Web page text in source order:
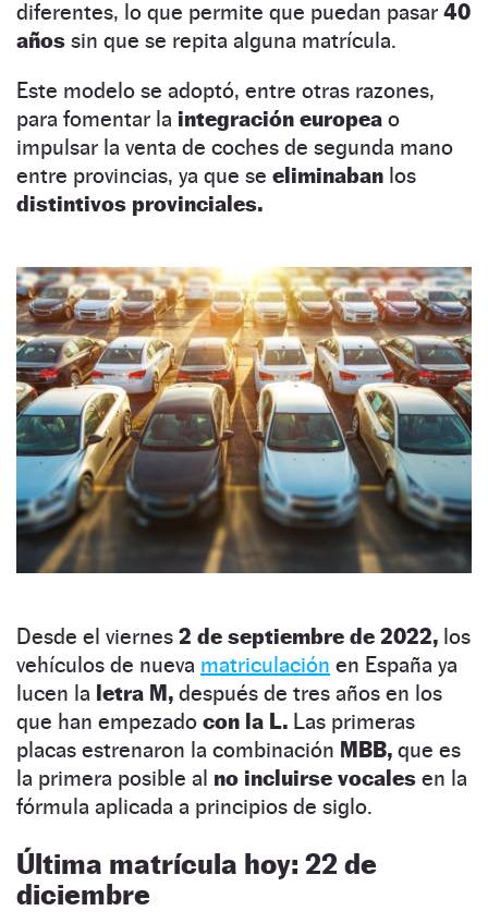
diferentes, lo que permite que puedan pasar 40
años sin que se repita alguna matrícula.
Este modelo se adoptó, entre otras razones,
para fomentar la integración europea o
impulsar la venta de coches de segunda mano
entre provincias, ya que se eliminaban los
distintivos provinciales.
Desde el viernes 2 de septiembre de 2022, los
vehículos de nueva matriculación en España ya
lucen la letra M, después de tres años en los
que han empezado con la L. Las primeras
placas estrenaron la combinación MBB, que es
la primera posible al no incluirse vocales en la
fórmula aplicada a principios de siglo.
Última matrícula hoy: 22 de
diciembre